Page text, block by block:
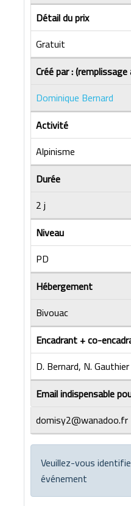
Détail du prix
Gratuit
Créé par :
Dominique Bernard
Activité
Alpinisme
Durée
2 j
Niveau
PD
Hébergement
Bivouac
Encadrant + co-
D. Bernard, N. Gauthier
Email indispensable
domisy2@wanadoo.fr
Veuillez-vous
événement